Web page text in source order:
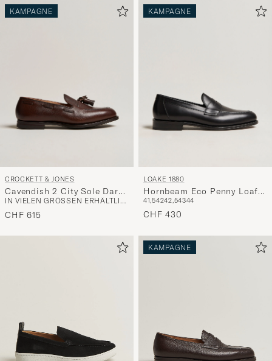
KAMPAGNE
CROCKETT & JONES
Cavendish 2 City Sole Dark
Brown Grain
IN VIELEN GRÖSSEN ERHÄLTLICH
CHF 615
KAMPAGNE
LOAKE 1880
Hornbeam Eco Penny Loafer
Black Calf
41,54242,54344
CHF 430
KAMPAGNE